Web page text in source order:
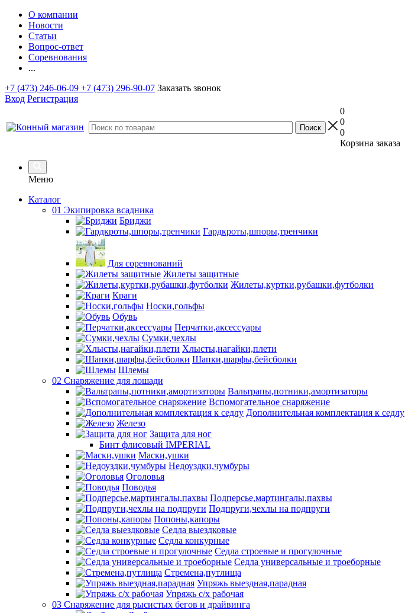
О компании
Новости
Статьи
Вопрос-ответ
Соревнования
...
+7 (473) 246-06-09 +7 (473) 296-90-07 Заказать звонок
Вход Регистрация
0
0
0
Корзина заказа
Меню
Каталог
01 Экипировка всадника
Бриджи
Гардкроты,шпоры,тренчики
Для соревнований
Жилеты защитные
Жилеты,куртки,рубашки,футболки
Краги
Носки,гольфы
Обувь
Перчатки,аксессуары
Сумки,чехлы
Хлысты,нагайки,плети
Шапки,шарфы,бейсболки
Шлемы
02 Снаряжение для лошади
Вальтрапы,потники,амортизаторы
Вспомогательное снаряжение
Дополнительная комплектация к седлу
Железо
Защита для ног
Бинт флисовый IMPERIAL
Маски,ушки
Недоуздки,чумбуры
Оголовья
Поводья
Подперсье,мартингалы,пахвы
Подпруги,чехлы на подпруги
Попоны,капоры
Седла выездковые
Седла конкурные
Седла строевые и прогулочные
Седла универсальные и троеборные
Стремена,путлища
Упряжь выездная,парадная
Упряжь с/х рабочая
03 Снаряжение для рысистых бегов и драйвинга